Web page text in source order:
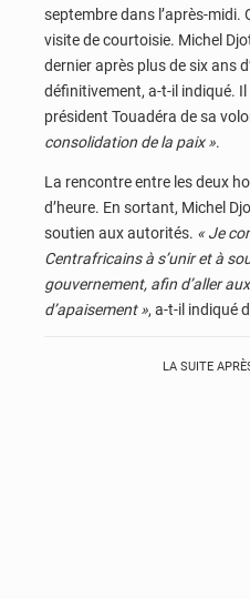
septembre dans l’après-midi.
visite de courtoisie. Michel
dernier après plus de six ans
définitivement, a-t-il indiqué. Il
président Touadéra de sa
consolidation de la paix ».
La rencontre entre les deux
d’heure. En sortant, Michel
soutien aux autorités. « Je
Centrafricains à s’unir et à
gouvernement, afin d’aller
d’apaisement », a-t-il indiqué
LA SUITE